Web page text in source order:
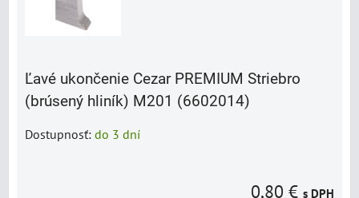
Ľavé ukončenie Cezar PREMIUM Striebro
(brúsený hliník) M201 (6602014)
Dostupnosť: do 3 dní
0,80 € s DPH